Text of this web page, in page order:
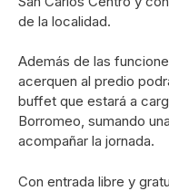
de la localidad.
Además de las
acerquen al predio
buffet que estará a
Borromeo, sumando
acompañar la jornada.
Con entrada libre y